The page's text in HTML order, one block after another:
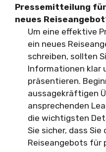
Pressemitteilung
neues
Um eine effektive
ein neues
schreiben, sollten
Informationen klar
präsentieren.
aussagekräftigen
ansprechenden
die wichtigsten
Sie sicher, dass Sie
Reiseangebots für